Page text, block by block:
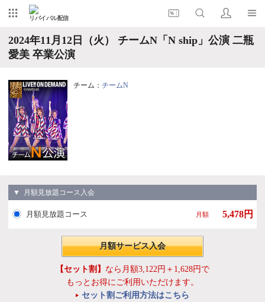
リバイバル配信
2024年11月12日（火） チームN「N ship」公演 二瓶
愛美 卒業公演
チーム： チームN
▼ 月額見放題コース入会
月額見放題コース 月額 5,478円
月額サービス入会
【セット割】 なら月額3,122円＋1,628円で
もっとお得にご利用いただけます。
セット割ご利用方法はこちら